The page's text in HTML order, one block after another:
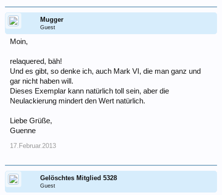
Mugger
Guest
Moin,
relaquered, bäh!
Und es gibt, so denke ich, auch Mark VI, die man ganz und
gar nicht haben will.
Dieses Exemplar kann natürlich toll sein, aber die
Neulackierung mindert den Wert natürlich.
Liebe Grüße,
Guenne
17.Februar.2013
Gelöschtes Mitglied 5328
Guest